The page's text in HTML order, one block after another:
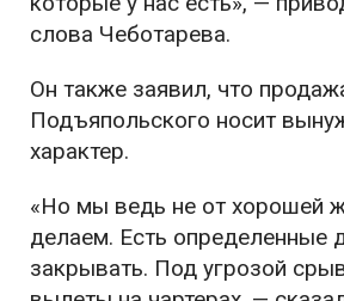
слова Чеботарева.
Он также заявил, что
Подъяпольского носит
характер.
«Но мы ведь не от хорошей
делаем. Есть определенные
закрывать. Под угрозой